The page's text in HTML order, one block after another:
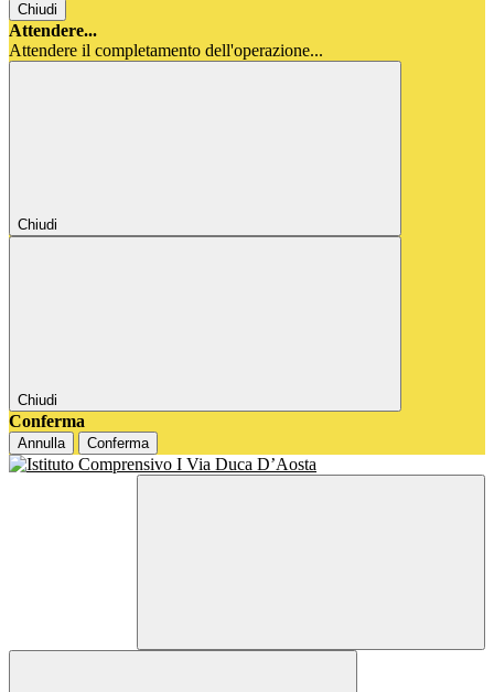
Chiudi
Attendere...
Attendere il completamento dell'operazione...
Chiudi
Chiudi
Conferma
Annulla Conferma